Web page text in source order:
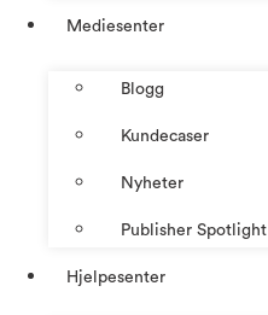
Mediesenter
Blogg
Kundecaser
Nyheter
Publisher Spotlight
Hjelpesenter